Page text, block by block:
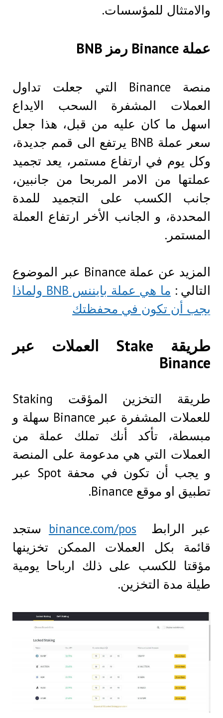
والامتثال للمؤسسات.
عملة Binance رمز BNB
منصة Binance التي جعلت تداول
العملات المشفرة السحب الايداع
اسهل ما كان عليه من قبل، هذا جعل
سعر عملة BNB يرتفع الى قمم جديدة،
وكل يوم في ارتفاع مستمر، يعد تجميد
عملتها من الامر المربحا من جانبين،
جانب الكسب على التجميد للمدة
المحددة، و الجانب الأخر ارتفاع العملة
المستمر.
المزيد عن عملة Binance عبر الموضوع
التالي :
ما هي عملة بايننس BNB ولماذا
يجب أن تكون في محفظتك
طريقة Stake العملات عبر
Binance
طريقة التخزين المؤقت Staking
للعملات المشفرة عبر Binance سهلة و
مبسطة، تأكد أنك تملك عملة من
العملات التي هي مدعومة على المنصة
و يجب أن تكون في محفة Spot عبر
تطبيق او موقع Binance.
عبر الرابط binance.com/pos ستجد
قائمة بكل العملات الممكن تخزينها
مؤقتا للكسب على ذلك ارباحا يومية
طيلة مدة التخزين.